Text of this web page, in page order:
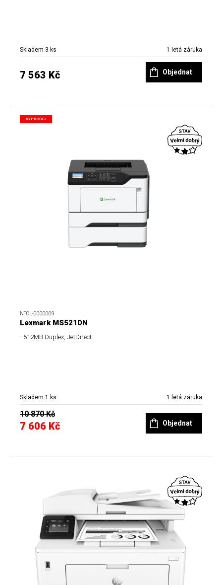
Skladem 3 ks 1 letá záruka
7 563 Kč Objednat
VÝPRODEJ
NTCL-0000009
Lexmark MS521DN
- 512MB Duplex, JetDirect
Skladem 1 ks 1 letá záruka
10 870 Kč
7 606 Kč Objednat